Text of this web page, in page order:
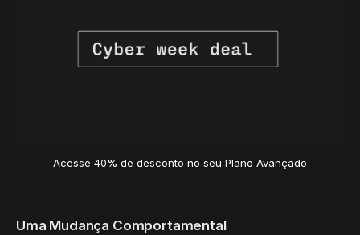
Acesse 40% de desconto no seu Plano Avançado
Uma Mudança Comportamental